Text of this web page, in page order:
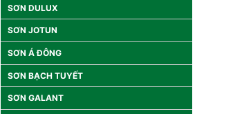
SƠN DULUX
SƠN JOTUN
SƠN Á ĐÔNG
SƠN BẠCH TUYẾT
SƠN GALANT